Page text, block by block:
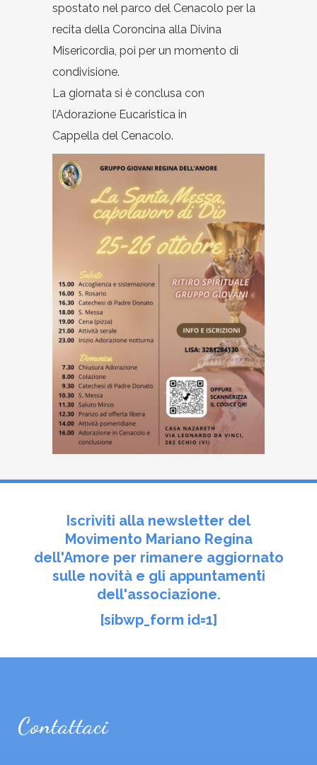
spostato nel parco del Cenacolo per la
recita della Coroncina alla Divina
Misericordia, poi per un momento di
condivisione.
La giornata si è conclusa con
l’Adorazione Eucaristica in
Cappella del Cenacolo.
Iscriviti alla newsletter del
Movimento Mariano Regina
dell'Amore per rimanere aggiornato
sulle novità e gli appuntamenti
dell'associazione.
[sibwp_form id=1]
Contattaci